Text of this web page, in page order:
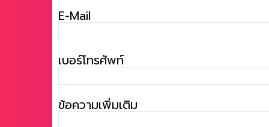
E-Mail
เบอร์โทรศัพท์
ข้อความเพิ่มเติม